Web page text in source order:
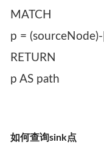
MATCH
p =
RETURN
p AS path
如何查询sink点